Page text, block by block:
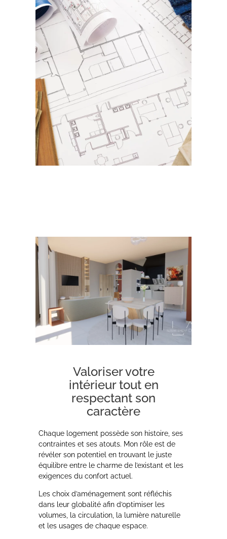
Valoriser votre
intérieur tout en
respectant son
caractère
Chaque logement possède son histoire, ses
contraintes et ses atouts. Mon rôle est de
révéler son potentiel en trouvant le juste
équilibre entre le charme de l’existant et les
exigences du confort actuel.
Les choix d’aménagement sont réfléchis
dans leur globalité afin d’optimiser les
volumes, la circulation, la lumière naturelle
et les usages de chaque espace.